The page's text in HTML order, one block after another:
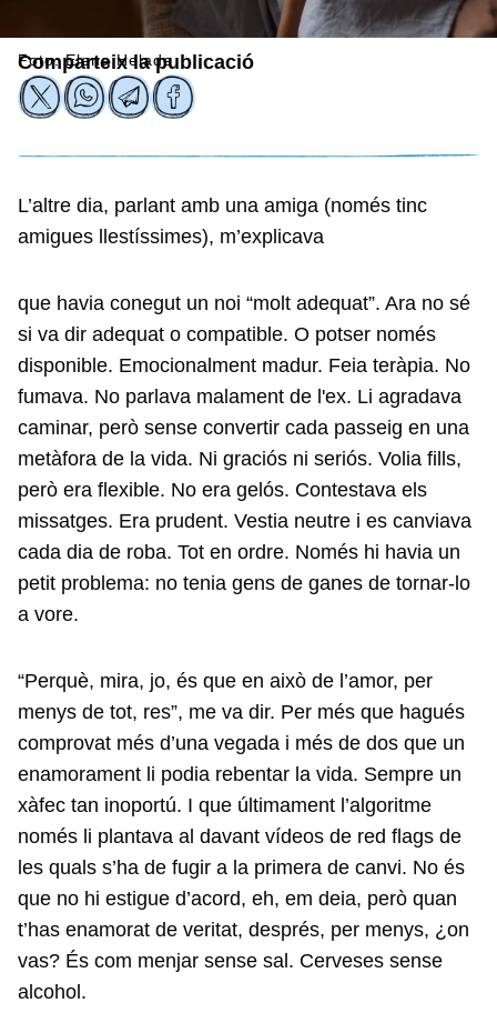
Foto: Elena Helade
Comparteix la publicació
L’altre dia, parlant amb una amiga (només tinc
amigues llestíssimes), m’explicava
que havia conegut un noi “molt adequat”. Ara no sé
si va dir adequat o compatible. O potser només
disponible. Emocionalment madur. Feia teràpia. No
fumava. No parlava malament de l'ex. Li agradava
caminar, però sense convertir cada passeig en una
metàfora de la vida. Ni graciós ni seriós. Volia fills,
però era flexible. No era gelós. Contestava els
missatges. Era prudent. Vestia neutre i es canviava
cada dia de roba. Tot en ordre. Només hi havia un
petit problema: no tenia gens de ganes de tornar-lo
a vore.
“Perquè, mira, jo, és que en això de l’amor, per
menys de tot, res”, me va dir. Per més que hagués
comprovat més d’una vegada i més de dos que un
enamorament li podia rebentar la vida. Sempre un
xàfec tan inoportú. I que últimament l’algoritme
només li plantava al davant vídeos de red flags de
les quals s’ha de fugir a la primera de canvi. No és
que no hi estigue d’acord, eh, em deia, però quan
t’has enamorat de veritat, després, per menys, ¿on
vas? És com menjar sense sal. Cerveses sense
alcohol.